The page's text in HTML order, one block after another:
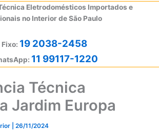
Eletrodomésticos Importados e
no Interior de São Paulo
Fixo: 19 2038-2458
11 99117-1220
Técnica
Jardim Europa
|26/11/2024